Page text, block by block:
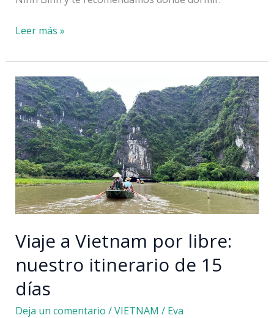
Guía
Ninh
Binh:
qué
ver,
dónde
dormir
y
cómo
moverse
Leer más »
Viaje a Vietnam por libre:
nuestro itinerario de 15
días
Deja un comentario /VIETNAM / Eva